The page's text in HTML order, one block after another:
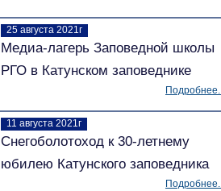
25 августа 2021г
Медиа-лагерь Заповедной школы
РГО в Катунском заповеднике
11 августа 2021г
Снегоболотоход к 30-летнему
юбилею Катунского заповедника